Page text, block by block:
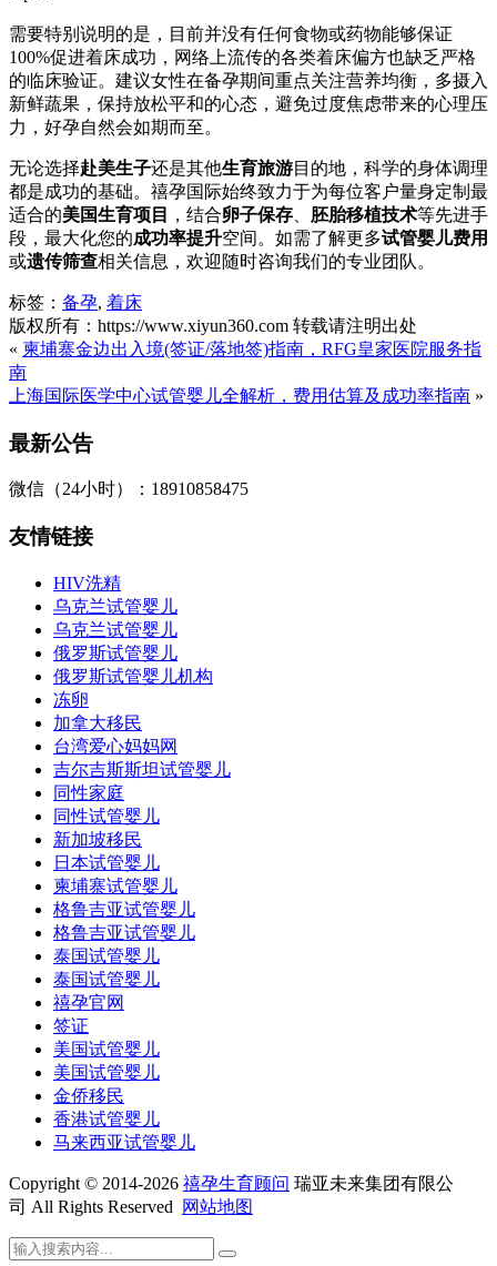
需要特别说明的是，目前并没有任何食物或药物能够保证
100%促进着床成功，网络上流传的各类着床偏方也缺乏严格
的临床验证。建议女性在备孕期间重点关注营养均衡，多摄入
新鲜蔬果，保持放松平和的心态，避免过度焦虑带来的心理压
力，好孕自然会如期而至。
无论选择赴美生子还是其他生育旅游目的地，科学的身体调理
都是成功的基础。禧孕国际始终致力于为每位客户量身定制最
适合的美国生育项目 ，结合卵子保存 胚胎移植技术等先进手
段，最大化您的成功率提升空间。如需了解更多试管婴儿费用
或遗传筛查相关信息，欢迎随时咨询我们的专业团队。
标签： 备孕, 着床
版权所有：https://www.xiyun360.com 转载请注明出处
« 柬埔寨金边出入境(签证/落地签)指南，RFG皇家医院服务指
南
上海国际医学中心试管婴儿全解析，费用估算及成功率指南 »
最新公告
微信（24小时）：18910858475
友情链接
HIV洗精
乌克兰试管婴儿
乌克兰试管婴儿
俄罗斯试管婴儿
俄罗斯试管婴儿机构
冻卵
加拿大移民
台湾爱心妈妈网
吉尔吉斯斯坦试管婴儿
同性家庭
同性试管婴儿
新加坡移民
日本试管婴儿
柬埔寨试管婴儿
格鲁吉亚试管婴儿
格鲁吉亚试管婴儿
泰国试管婴儿
泰国试管婴儿
禧孕官网
签证
美国试管婴儿
美国试管婴儿
金侨移民
香港试管婴儿
马来西亚试管婴儿
Copyright © 2014-2026 禧孕生育顾问 瑞亚未来集团有限公
司 All Rights Reserved
网站地图